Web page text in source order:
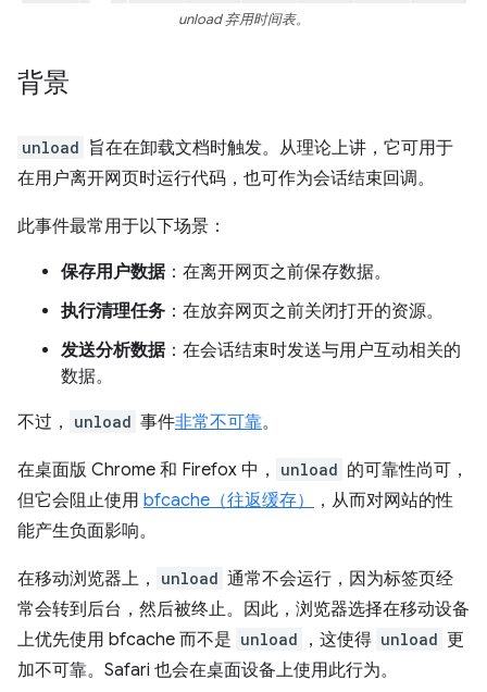
unload 弃用时间表。
背景
unload 旨在在卸载文档时触发。从理论上讲，它可用于
在用户离开网页时运行代码，也可作为会话结束回调。
此事件最常用于以下场景：
保存用户数据：在离开网页之前保存数据。
执行清理任务 ：在放弃网页之前关闭打开的资源。
发送分析数据：在会话结束时发送与用户互动相关的
数据。
不过， unload 事件非常不可靠。
在桌面版 Chrome 和 Firefox 中， unload 的可靠性尚可，
但它会阻止使用 bfcache（往返缓存）
，从而对网站的性
能产生负面影响。
在移动浏览器上， unload 通常不会运行，因为标签页经
常会转到后台，然后被终止。因此，浏览器选择在移动设备
上优先使用 bfcache 而不是 unload ，这使得 unload 更
加不可靠。Safari 也会在桌面设备上使用此行为。